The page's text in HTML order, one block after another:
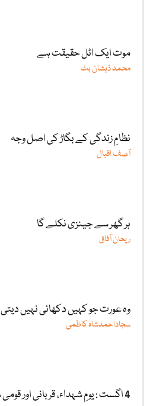
موت ایک اٹل حقیقت ہے
محمد ذیشان بٹ
نظامِ زندگی کے بگاڑ کی اصل وجہ
آصف اقبال
ہر گھر سے جینزی نکلے گا
ریحان آفاق
وہ عورت جو کہیں دکھائی نہیں دیتی
سجاداحمدشاہ کاظمی
4 اگست : یومِ شہداء، قربانی اور قومی شعور کا دن